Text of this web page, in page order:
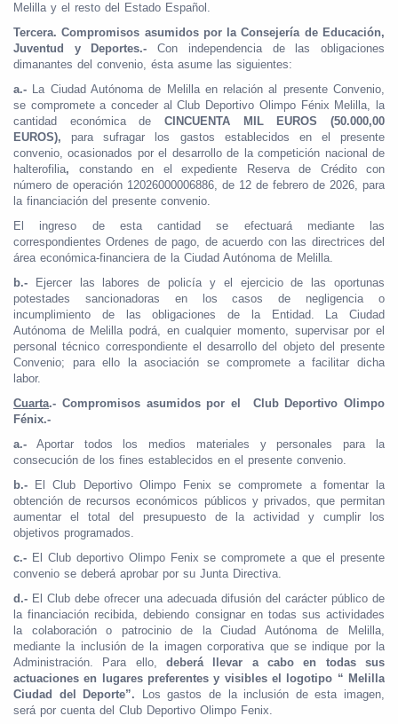
Melilla y el resto del Estado Español.
Tercera. Compromisos asumidos por la Consejería de Educación,
Juventud y Deportes.-Con independencia de las obligaciones
dimanantes del convenio, ésta asume las siguientes:
a.- La Ciudad Autónoma de Melilla en relación al presente Convenio,
se compromete a conceder al Club Deportivo Olimpo Fénix Melilla, la
cantidad económica de CINCUENTA MIL EUROS (50.000,00
EUROS), para sufragar los gastos establecidos en el presente
convenio, ocasionados por el desarrollo de la competición nacional de
halterofilia, constando en el expediente Reserva de Crédito con
número de operación 12026000006886, de 12 de febrero de 2026, para
la financiación del presente convenio.
El ingreso de esta cantidad se efectuará mediante las
correspondientes Ordenes de pago, de acuerdo con las directrices del
área económica-financiera de la Ciudad Autónoma de Melilla.
b.-
Ejercer las labores de policía y el ejercicio de las oportunas
potestades sancionadoras en los casos de negligencia o
incumplimiento de las obligaciones de la Entidad. La Ciudad
Autónoma de Melilla podrá, en cualquier momento, supervisar por el
personal técnico correspondiente el desarrollo del objeto del presente
Convenio; para ello la asociación se compromete a facilitar dicha
labor.
Cuarta.- Compromisos asumidos por el Club Deportivo Olimpo
Fénix.-
a.- Aportar todos los medios materiales y personales para la
consecución de los fines establecidos en el presente convenio.
b.- El Club Deportivo Olimpo Fenix se compromete a fomentar la
obtención de recursos económicos públicos y privados, que permitan
aumentar el total del presupuesto de la actividad y cumplir los
objetivos programados.
c.- El Club deportivo Olimpo Fenix se compromete a que el presente
convenio se deberá aprobar por su Junta Directiva.
d.- El Club debe ofrecer una adecuada difusión del carácter público de
la financiación recibida, debiendo consignar en todas sus actividades
la colaboración o patrocinio de la Ciudad Autónoma de Melilla,
mediante la inclusión de la imagen corporativa que se indique por la
Administración. Para ello, deberá llevar a cabo en todas sus
actuaciones en lugares preferentes y visibles el logotipo “ Melilla
Ciudad del Deporte”. Los gastos de la inclusión de esta imagen,
será por cuenta del Club Deportivo Olimpo Fenix.